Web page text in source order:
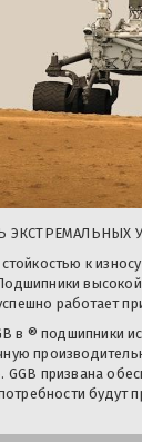
к
работает
в ® подшипники
призвана
будут